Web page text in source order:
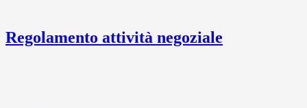
Regolamento attività negoziale